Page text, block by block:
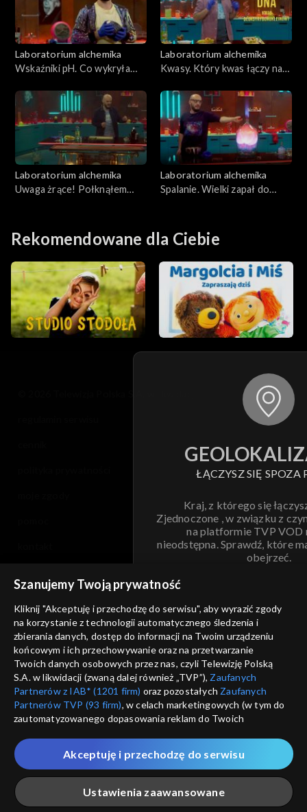
Laboratorium alchemika
Wskaźniki pH. Co wykryła
Laboratorium alchemika
Kwasy. Który kwas łączy nas
Laboratorium alchemika
Uwaga żrące! Połknąłem
Laboratorium alchemika
Spalanie. Wielki zapał do
Rekomendowane dla Ciebie
ŁĄCZYSZ SIĘ SPOZA
Kraj, z którego się
Zjednoczone , w związku z
na platformie TVP VOD
nieodstępna. Sprawdź, które
obejrzeć.
ANULUJ
informacje o dostawcy usług
Szanujemy Twoją prywatność
Kliknij "Akceptuję i przechodzę do serwisu", aby wyrazić zgody
na korzystanie z technologii automatycznego śledzenia i
zbierania danych, dostęp do informacji na Twoim urządzeniu
końcowym i ich przechowywanie oraz na przetwarzanie
Twoich danych osobowych przez nas, czyli Telewizję Polską
S.A. w likwidacji (zwaną dalej również „TVP”), Zaufanych
Partnerów z IAB* (1201 firm) oraz pozostałych Zaufanych
Partnerów TVP (93 firm), w celach marketingowych (w tym do
zautomatyzowanego dopasowania reklam do Twoich
które wskazujemy poniżej, a także zgody na udostępnianie
przez nas identyfikatora PPID do Google.
Twoje dane osobowe zbierane podczas odwiedzania przez
Ciebie naszych
poszczególnych serwisówzwanych dalej
„Portalem”, w tym informacje zapisywane za pomocą
Ustawienia zaawansowane
Akceptuję i przechodzę do serwisu